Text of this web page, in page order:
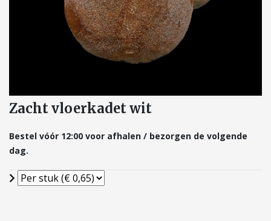
Zacht vloerkadet wit
Bestel vóór 12:00 voor afhalen / bezorgen de volgende
dag.